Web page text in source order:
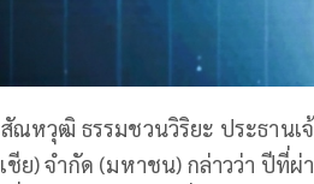
ณหวุฒิ ธรรมชวนวิริยะ ประธาน
ชีย) จำกัด (มหาชน) กล่าวว่า ปีที่ผ่